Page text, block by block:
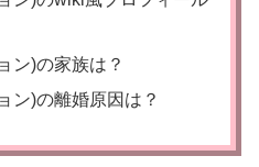
ン)の家族は？
ン)の離婚原因は？